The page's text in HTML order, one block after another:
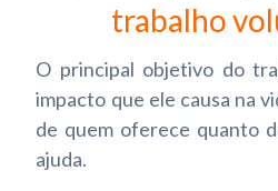
trabalho
O principal objetivo do
impacto que ele causa na
de quem oferece quanto
ajuda.